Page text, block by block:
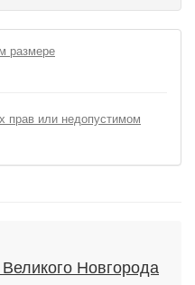
размере
прав или недопустимом
Новгорода